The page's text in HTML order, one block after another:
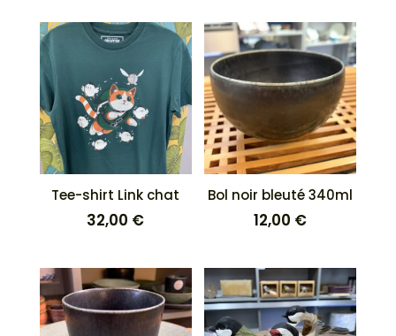
Tee-shirt Link chat
32,00 €
Bol noir bleuté 340ml
12,00 €